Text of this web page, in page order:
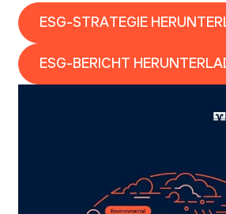
ESG-STRATEGIE
ESG-BERICHT